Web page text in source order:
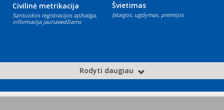
Civilinė metrikacija
Santuokos registracijos apžvalga,
informacija jaunavedžiams
Švietimas
Įstaigos, ugdymas, premijos
Rodyti daugiau